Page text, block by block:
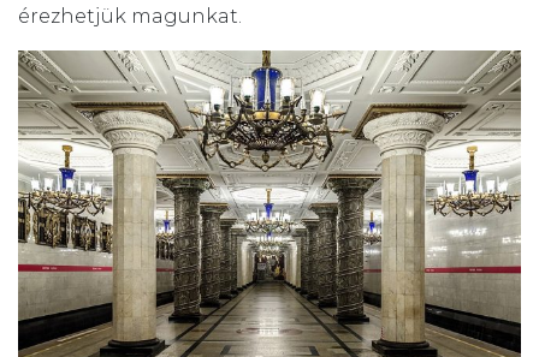
érezhetjük magunkat.